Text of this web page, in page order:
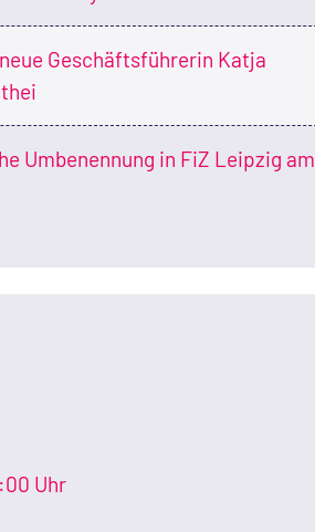
Geschäftsführerin Katja
Umbenennung in FiZ Leipzig am
Uhr